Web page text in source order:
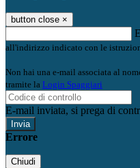
button close ×
all'indirizzo indicato con le
Non hai una e-mail associata al
tramite la Login Spaggiari
E-mail inviata, si prega di
Errore
Chiudi